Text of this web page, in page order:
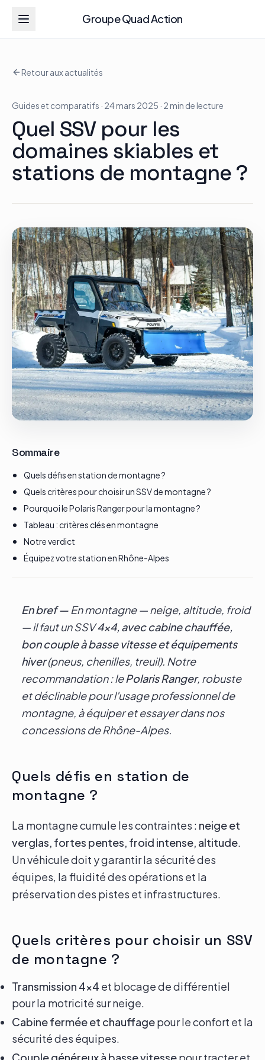
Groupe Quad Action
Groupe Quad Action
Accueil
RZR
ATV
RGR
Actualités
Le groupe
Contact
Retour aux actualités
Guides et comparatifs · 24 mars 2025 · 2 min de lecture
Quel SSV pour les
domaines skiables et
stations de montagne ?
Sommaire
Quels défis en station de montagne ?
Quels critères pour choisir un SSV de montagne ?
Pourquoi le Polaris Ranger pour la montagne ?
Tableau : critères clés en montagne
Notre verdict
Équipez votre station en Rhône-Alpes
En bref — En montagne — neige, altitude, froid
— il faut un SSV4x4, avec cabine chauffée,
bon couple à basse vitesse et équipements
hiver(pneus, chenilles, treuil). Notre
recommandation : lePolaris Ranger, robuste
et déclinable pour l'usage professionnel de
montagne, à équiper et essayer dans nos
concessions de Rhône-Alpes.
Quels défis en station de
montagne ?
La montagne cumule les contraintes : neige et
verglas, fortes pentes, froid intense, altitude.
Un véhicule doit y garantir la sécurité des
équipes, la fluidité des opérations et la
préservation des pistes et infrastructures.
Quels critères pour choisir un SSV
de montagne ?
Transmission 4x4 et blocage de différentiel
pour la motricité sur neige.
Cabine fermée et chauffagepour le confort et la
sécurité des équipes.